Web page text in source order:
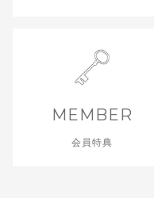
MEMBER
会員特典